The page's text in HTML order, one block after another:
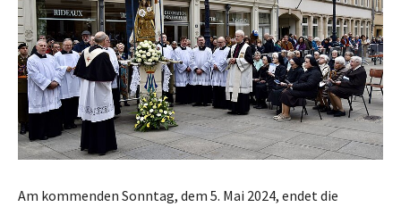
Am kommenden Sonntag, dem 5. Mai 2024, endet die